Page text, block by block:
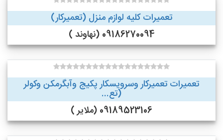
تعمیرات کلیه لوازم منزل (تعمیرکار)
09186270094 (نهاوند )
تعمیرات تعمیرکار وسرویسکار پکیج وآبگرمکن وکولر
(تع...
09189523106 (ملایر )